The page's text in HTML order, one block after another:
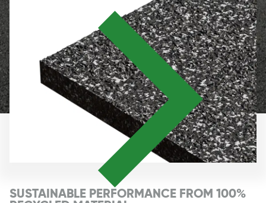
SUSTAINABLE PERFORMANCE FROM 100%